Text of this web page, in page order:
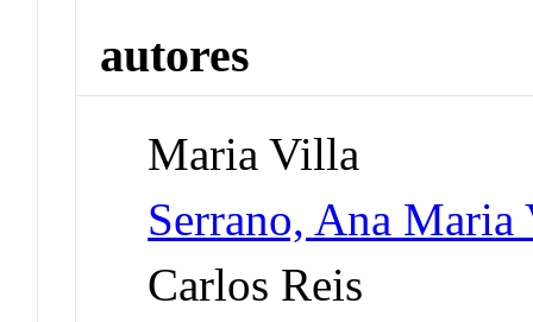
autores
Maria Villa
Serrano, Ana
Carlos Reis